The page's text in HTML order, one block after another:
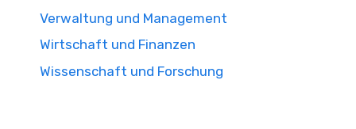
Verwaltung und Management
Wirtschaft und Finanzen
Wissenschaft und Forschung